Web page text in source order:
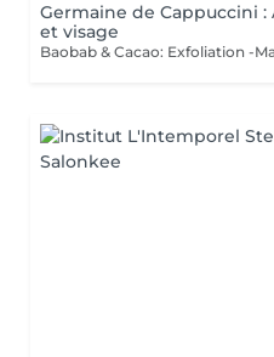
Germaine de Cappuccini :
et visage